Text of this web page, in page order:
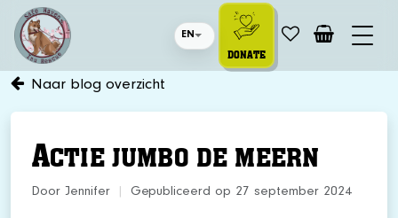
EN
DONATE
Naar blog overzicht
ACTIE JUMBO DE MEERN
Door Jennifer Gepubliceerd op 27 september 2024